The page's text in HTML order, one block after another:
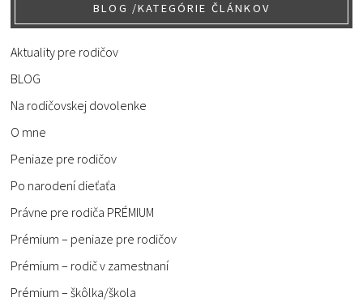
BLOG /KATEGÓRIE ČLÁNKOV
Aktuality pre rodičov
BLOG
Na rodičovskej dovolenke
O mne
Peniaze pre rodičov
Po narodení dieťaťa
Právne pre rodiča PRÉMIUM
Prémium – peniaze pre rodičov
Prémium – rodič v zamestnaní
Prémium – škôlka/škola